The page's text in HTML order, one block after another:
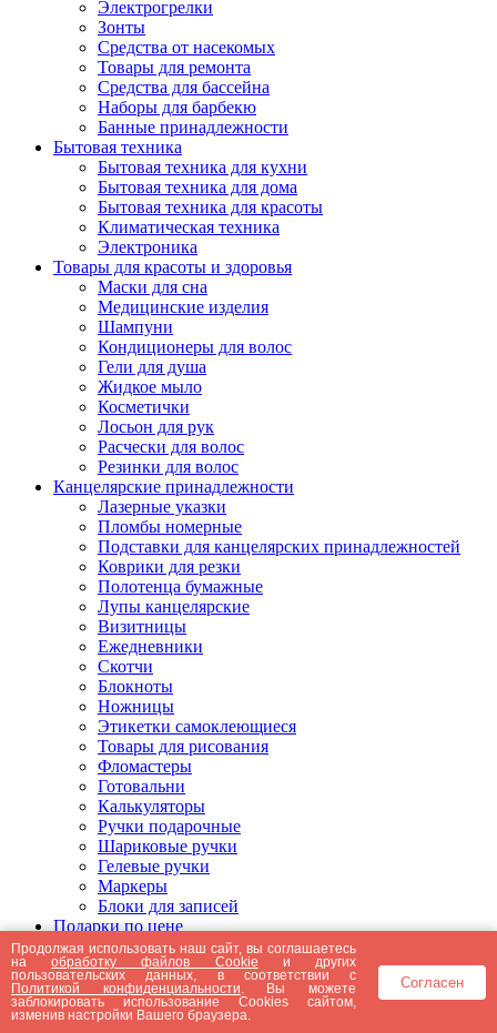
Электрогрелки
Зонты
Средства от насекомых
Товары для ремонта
Средства для бассейна
Наборы для барбекю
Банные принадлежности
Бытовая техника
Бытовая техника для кухни
Бытовая техника для дома
Бытовая техника для красоты
Климатическая техника
Электроника
Товары для красоты и здоровья
Маски для сна
Медицинские изделия
Шампуни
Кондиционеры для волос
Гели для душа
Жидкое мыло
Косметички
Лосьон для рук
Расчески для волос
Резинки для волос
Канцелярские принадлежности
Лазерные указки
Пломбы номерные
Подставки для канцелярских принадлежностей
Коврики для резки
Полотенца бумажные
Лупы канцелярские
Визитницы
Ежедневники
Скотчи
Блокноты
Ножницы
Этикетки самоклеющиеся
Товары для рисования
Фломастеры
Готовальни
Калькуляторы
Ручки подарочные
Шариковые ручки
Гелевые ручки
Маркеры
Блоки для записей
Подарки по цене
Подарки от 5000 рублей
Подарки до 5000 рублей
Подарки до 3000 рублей
Подарки до 2000 рублей
Подарки до 1000 рублей
Продолжая использовать наш сайт, вы соглашаетесь
наобработку файлов Cookie и других
пользовательских данных, в соответствии с
Политикой конфиденциальности . Вы можете
заблокировать использование Cookies сайтом,
изменив настройки Вашего браузера.
Согласен